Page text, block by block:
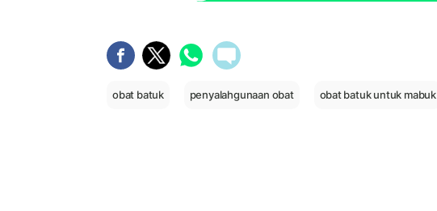
obat batuk penyalahgunaan obat obat batuk untuk mabuk